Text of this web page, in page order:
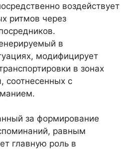
воздействует
ритмов через
в
модифицирует
в зонах
соотнесенных с
за формирование
равным
главную роль в